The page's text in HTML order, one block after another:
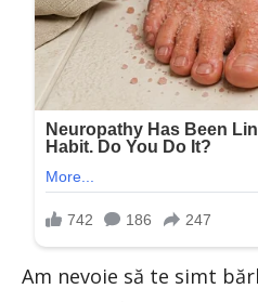
Am nevoie să te simt